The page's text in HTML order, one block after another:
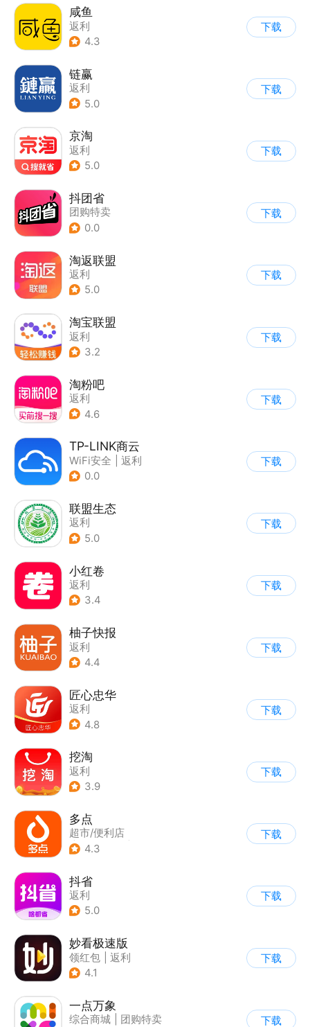
咸鱼
返利
4.3
下载
链赢
返利
5.0
下载
京淘
返利
5.0
下载
抖团省
团购特卖
0.0
下载
淘返联盟
返利
5.0
下载
淘宝联盟
返利
3.2
下载
淘粉吧
返利
4.6
下载
TP-LINK商云
WiFi安全
返利
0.0
下载
联盟生态
返利
5.0
下载
小红卷
返利
3.4
下载
柚子快报
返利
4.4
下载
匠心忠华
返利
4.8
下载
挖淘
返利
3.9
下载
多点
超市/便利店
| 生鲜/买菜
4.3
下载
抖省
返利
5.0
下载
妙看极速版
领红包
返利
4.1
下载
一点万象
综合商城
团购特卖
下载